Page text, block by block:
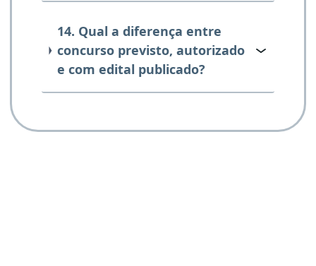
14. Qual a diferença entre
concurso previsto, autorizado
e com edital publicado?